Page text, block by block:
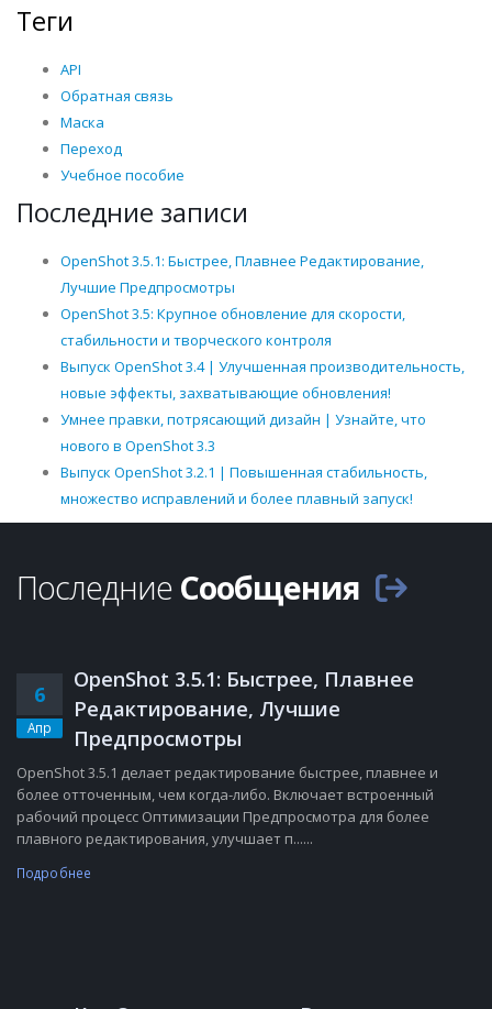
Теги
API
Обратная связь
Маска
Переход
Учебное пособие
Последние записи
OpenShot 3.5.1: Быстрее, Плавнее Редактирование,
Лучшие Предпросмотры
OpenShot 3.5: Крупное обновление для скорости,
стабильности и творческого контроля
Выпуск OpenShot 3.4 | Улучшенная производительность,
новые эффекты, захватывающие обновления!
Умнее правки, потрясающий дизайн | Узнайте, что
нового в OpenShot 3.3
Выпуск OpenShot 3.2.1 | Повышенная стабильность,
множество исправлений и более плавный запуск!
Последние Сообщения
6
Апр
OpenShot 3.5.1: Быстрее, Плавнее
Редактирование, Лучшие
Предпросмотры
OpenShot 3.5.1 делает редактирование быстрее, плавнее и
более отточенным, чем когда-либо. Включает встроенный
рабочий процесс Оптимизации Предпросмотра для более
плавного редактирования, улучшает п......
Подробнее